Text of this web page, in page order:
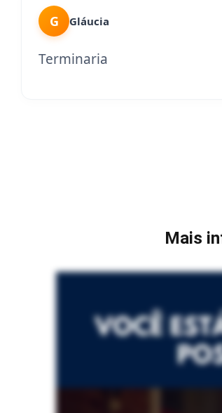
G Gláucia
Terminaria
Mais